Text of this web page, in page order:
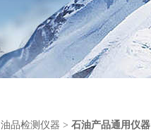
油品检测仪器 > 石油产品通用仪器